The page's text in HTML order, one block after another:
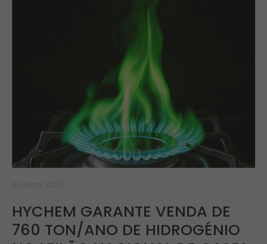
HYCHEM GARANTE VENDA DE
760 TON/ANO DE HIDROGÉNIO